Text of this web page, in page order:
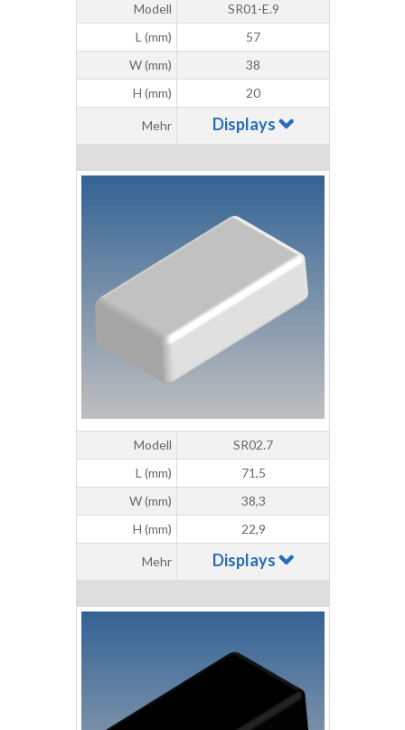
Modell
SR01-E.9
L (mm)
57
W (mm)
38
H (mm)
20
Mehr Displays
Modell
SR02.7
L (mm)
71,5
W (mm)
38,3
H (mm)
22,9
Mehr Displays